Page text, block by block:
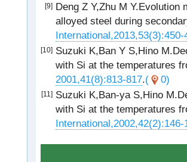
[9] Deng Z Y,Zhu M
alloyed steel during
International,2013,53(3):450-
[10] Suzuki K,Ban Y S,Hino
with Si at the temperatures
2001,41(8):813-817.( 0)
[11] Suzuki K,Ban-ya S,Hino
with Si at the temperatures
International,2002,42(2):146-